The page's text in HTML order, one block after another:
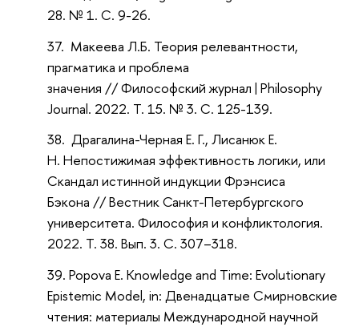
28. № 1. C. 9-26.
Макеева Л.Б. Теория релевантности,
прагматика и проблема
значения // Философский журнал | Philosophy
Journal. 2022. Т. 15. № 3. С. 125-139.
Драгалина-Черная Е. Г., Лисанюк Е.
Н. Непостижимая эффективность логики, или
Скандал истинной индукции Фрэнсиса
Бэкона // Вестник Санкт-Петербургского
университета. Философия и конфликтология.
2022. Т. 38. Вып. 3. С. 307–318.
Popova E. Knowledge and Time: Evolutionary
Epistemic Model, in: Двенадцатые Смирновские
чтения: материалы Международной научной